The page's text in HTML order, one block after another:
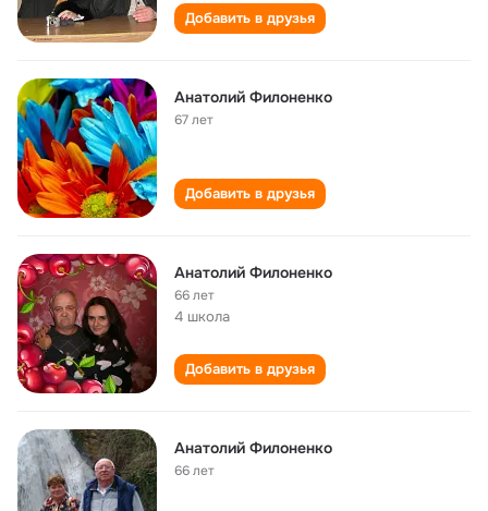
Добавить в друзья
Анатолий Филоненко
67 лет
Добавить в друзья
Анатолий Филоненко
66 лет
4 школа
Добавить в друзья
Анатолий Филоненко
66 лет